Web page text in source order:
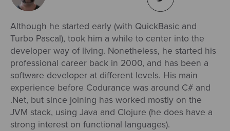
Servicios
Buenas prácticas
Sobre nosotros
Únete al equipo
Although he started early (with QuickBasic and
Turbo Pascal), took him a while to center into the
developer way of living. Nonetheless, he started his
professional career back in 2000, and has been a
software developer at different levels. His main
experience before Codurance was around C# and
.Net, but since joining has worked mostly on the
JVM stack, using Java and Clojure (he does have a
strong interest on functional languages).